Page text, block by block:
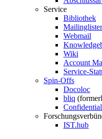
Service
Bibliothek
Webmail
Wiki
Account
Service-
Spin-Offs
Docoloc
bliq
IST.hub